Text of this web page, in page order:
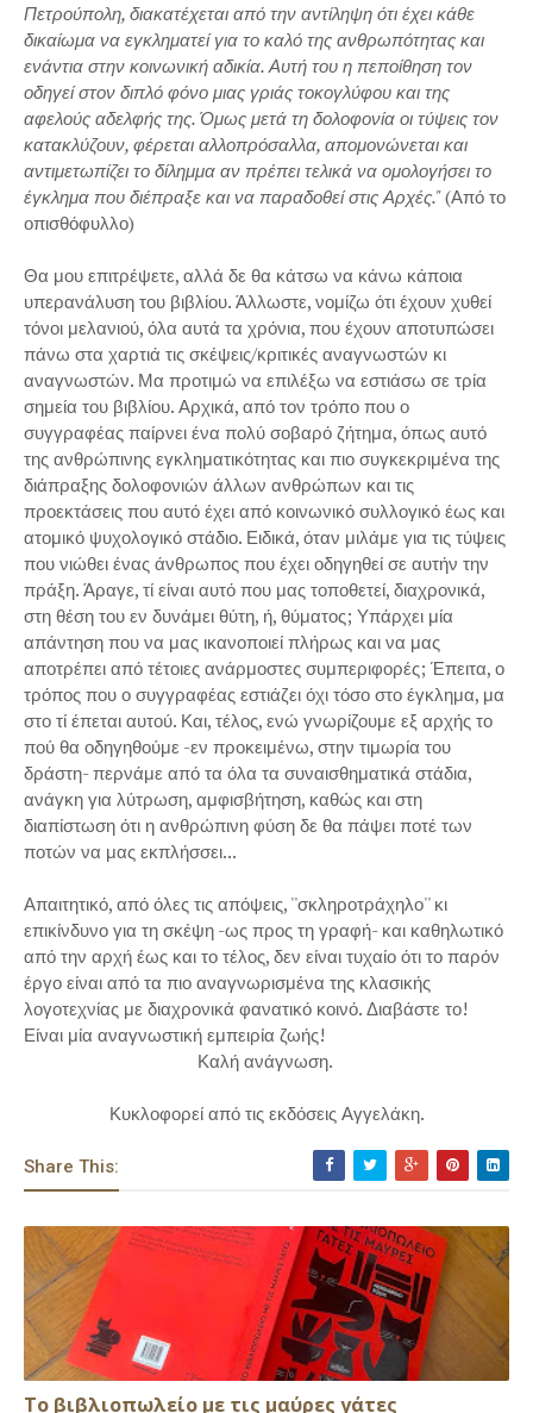
Πετρούπολη, διακατέχεται από την αντίληψη ότι έχει κάθε
δικαίωμα να εγκληματεί για το καλό της ανθρωπότητας και
ενάντια στην κοινωνική αδικία. Αυτή του η πεποίθηση τον
οδηγεί στον διπλό φόνο μιας γριάς τοκογλύφου και της
αφελούς αδελφής της. Όμως μετά τη δολοφονία οι τύψεις τον
κατακλύζουν, φέρεται αλλοπρόσαλλα, απομονώνεται και
αντιμετωπίζει το δίλημμα αν πρέπει τελικά να ομολογήσει το
έγκλημα που διέπραξε και να παραδοθεί στις Αρχές."(Από το
οπισθόφυλλο)
Θα μου επιτρέψετε, αλλά δε θα κάτσω να κάνω κάποια
υπερανάλυση του βιβλίου. Άλλωστε, νομίζω ότι έχουν χυθεί
τόνοι μελανιού, όλα αυτά τα χρόνια, που έχουν αποτυπώσει
πάνω στα χαρτιά τις σκέψεις/κριτικές αναγνωστών κι
αναγνωστών. Μα προτιμώ να επιλέξω να εστιάσω σε τρία
σημεία του βιβλίου. Αρχικά, από τον τρόπο που ο
συγγραφέας παίρνει ένα πολύ σοβαρό ζήτημα, όπως αυτό
της ανθρώπινης εγκληματικότητας και πιο συγκεκριμένα της
διάπραξης δολοφονιών άλλων ανθρώπων και τις
προεκτάσεις που αυτό έχει από κοινωνικό συλλογικό έως και
ατομικό ψυχολογικό στάδιο. Ειδικά, όταν μιλάμε για τις τύψεις
που νιώθει ένας άνθρωπος που έχει οδηγηθεί σε αυτήν την
πράξη. Άραγε, τί είναι αυτό που μας τοποθετεί, διαχρονικά,
στη θέση του εν δυνάμει θύτη, ή, θύματος; Υπάρχει μία
απάντηση που να μας ικανοποιεί πλήρως και να μας
αποτρέπει από τέτοιες ανάρμοστες συμπεριφορές; Έπειτα, ο
τρόπος που ο συγγραφέας εστιάζει όχι τόσο στο έγκλημα, μα
στο τί έπεται αυτού. Και, τέλος, ενώ γνωρίζουμε εξ αρχής το
πού θα οδηγηθούμε -εν προκειμένω, στην τιμωρία του
δράστη- περνάμε από τα όλα τα συναισθηματικά στάδια,
ανάγκη για λύτρωση, αμφισβήτηση, καθώς και στη
διαπίστωση ότι η ανθρώπινη φύση δε θα πάψει ποτέ των
ποτών να μας εκπλήσσει...
Απαιτητικό, από όλες τις απόψεις, ''σκληροτράχηλο'' κι
επικίνδυνο για τη σκέψη -ως προς τη γραφή- και καθηλωτικό
από την αρχή έως και το τέλος, δεν είναι τυχαίο ότι το παρόν
έργο είναι από τα πιο αναγνωρισμένα της κλασικής
λογοτεχνίας με διαχρονικά φανατικό κοινό. Διαβάστε το!
Είναι μία αναγνωστική εμπειρία ζωής!
Καλή ανάγνωση.
Κυκλοφορεί από τις εκδόσεις Αγγελάκη.
Share This:
Το βιβλιοπωλείο με τις μαύρες γάτες